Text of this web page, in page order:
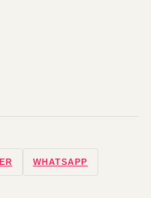
WHATSAPP